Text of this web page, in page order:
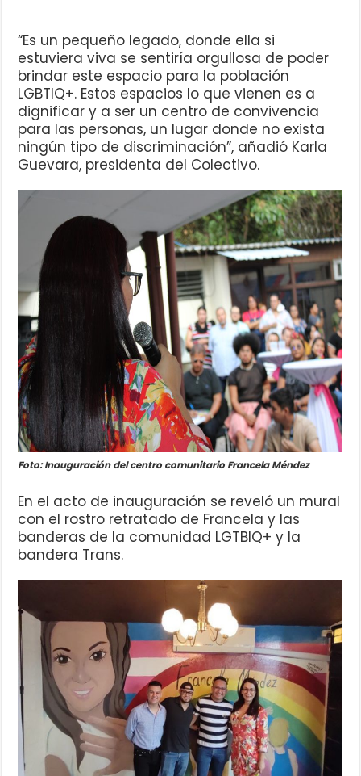
“Es un pequeño legado, donde ella si
estuviera viva se sentiría orgullosa de poder
brindar este espacio para la población
LGBTIQ+. Estos espacios lo que vienen es a
dignificar y a ser un centro de convivencia
para las personas, un lugar donde no exista
ningún tipo de discriminación”, añadió Karla
Guevara, presidenta del Colectivo.
Foto: Inauguración del centro comunitario Francela Méndez
En el acto de inauguración se reveló un mural
con el rostro retratado de Francela y las
banderas de la comunidad LGTBIQ+ y la
bandera Trans.